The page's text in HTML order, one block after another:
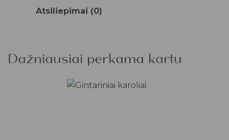
Atsiliepimai (0)
Dažniausiai perkama kartu